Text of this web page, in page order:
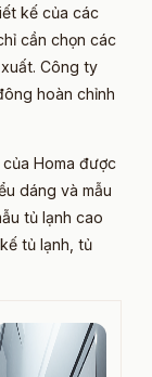
kế của các
cần chọn các
Công ty
hoàn chỉnh
Homa được
dáng và mẫu
tủ lạnh cao
tủ lạnh, tủ